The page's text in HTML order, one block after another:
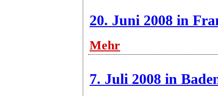
20. Juni 2008 in
Mehr
7. Juli 2008 in